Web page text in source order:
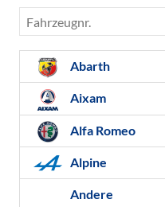
Fahrzeugnr.
Abarth
Aixam
Alfa Romeo
Alpine
Andere